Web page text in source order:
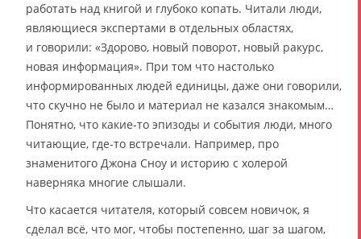
работать над книгой и глубоко копать. Читали люди,
являющиеся экспертами в отдельных областях,
и говорили: «Здорово, новый поворот, новый ракурс,
новая информация». При том что настолько
информированных людей единицы, даже они говорили,
что скучно не было и материал не казался знакомым…
Понятно, что какие-то эпизоды и события люди, много
читающие, где-то встречали. Например, про
знаменитого Джона Сноу и историю с холерой
наверняка многие слышали.
Что касается читателя, который совсем новичок, я
сделал всё, что мог, чтобы постепенно, шаг за шагом,